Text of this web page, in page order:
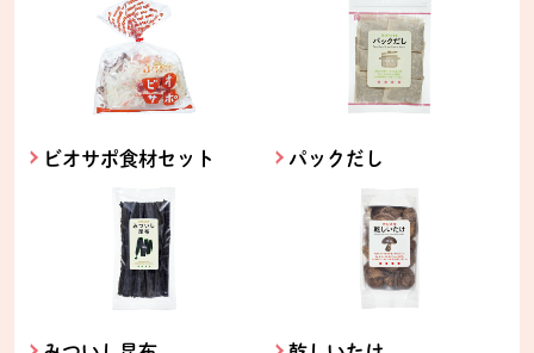
ビオサポ食材セット パックだし